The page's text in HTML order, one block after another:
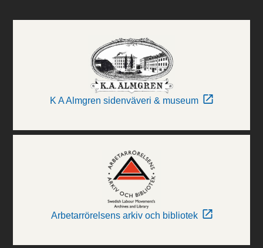
K A Almgren sidenväveri & museum
Arbetarrörelsens arkiv och bibliotek